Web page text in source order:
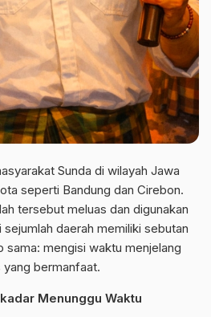
Sunda di wilayah Jawa
seperti Bandung dan Cirebon.
tersebut meluas dan digunakan
daerah memiliki sebutan
mengisi waktu menjelang
bermanfaat.
Menunggu Waktu